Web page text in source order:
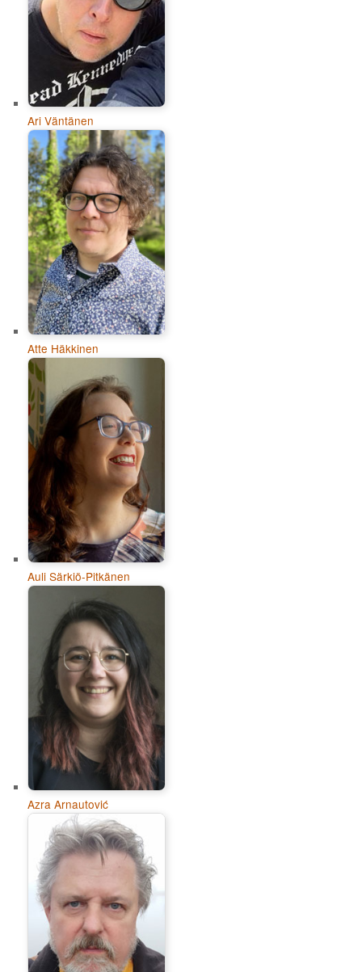
Ari Väntänen
Atte Häkkinen
Auli Särkiö-Pitkänen
Azra Arnautović